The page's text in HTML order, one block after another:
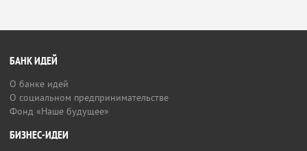
БАНК ИДЕЙ
О банке идей
О социальном предпринимательстве
Фонд «Наше будущее»
БИЗНЕС-ИДЕИ